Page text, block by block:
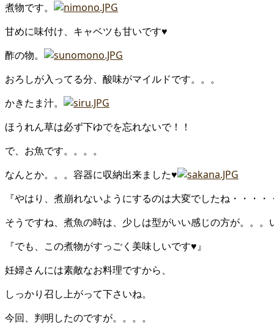
煮物です。
甘めに味付け、キャベツも甘いです♥
酢の物。
おろしが入ってる分、酸味がマイルドです。。。
かきたま汁。
ほうれん草は必ず下ゆでを忘れないで！！
で、お魚です。。。。
なんとか。。。容器に収納出来ました♥
『やはり、煮崩れないようにするのは大変でしたね・・・・
そうですね、煮魚の時は、少しは型がいい感じの方が。。。
『でも、この煮物がすっごく美味しいです♥』
妊婦さんには素敵なお料理ですから、
しっかり召し上がって下さいね。
今回、判明したのですが。。。。